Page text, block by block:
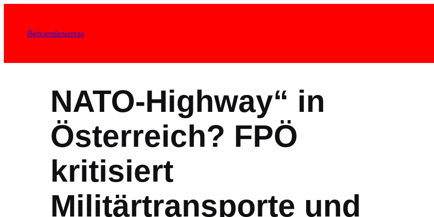
springenBehoerdenstress
NATO-Highway“ in
Österreich? FPÖ
kritisiert
Militärtransporte und